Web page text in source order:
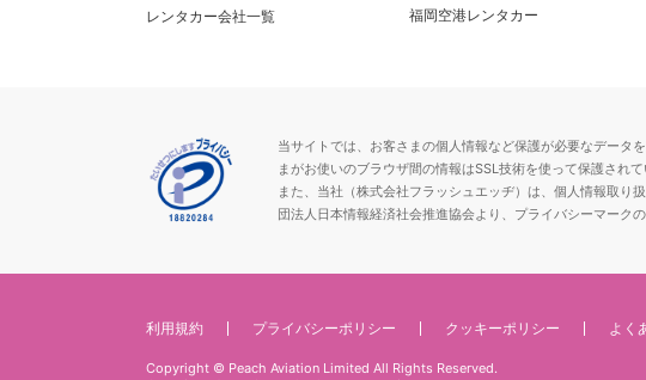
レンタカー会社一覧
福岡空港レンタカー
当サイトでは、お客さまの個人情報など保護が必要なデータ
まがお使いのブラウザ間の情報はSSL技術を使って保護され
また、当社（株式会社フラッシュエッヂ）は、個人情報取り
団法人日本情報経済社会推進協会より、プライバシーマーク
利用規約 プライバシーポリシー クッキーポリシー よく
Copyright © Peach Aviation Limited All Rights Reserved.